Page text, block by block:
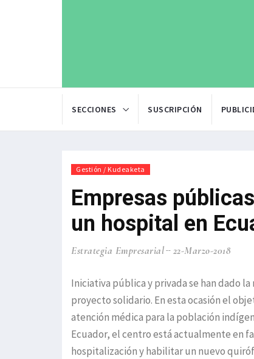
SECCIONES SUSCRIPCIÓN
Gestión / Kudeaketa
Empresas
un hospital en
Estrategia Empresarial 22-Marzo-2018
Iniciativa pública y privada se han dado
proyecto solidario. En esta ocasión el
atención médica para la población
Ecuador, el centro está actualmente en
hospitalización y habilitar un nuevo